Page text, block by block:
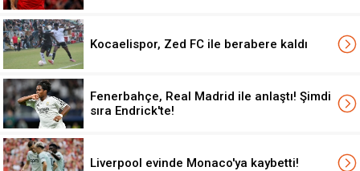
Kocaelispor, Zed FC ile berabere kaldı
Fenerbahçe, Real Madrid ile anlaştı! Şimdi
sıra Endrick'te!
Liverpool evinde Monaco'ya kaybetti!